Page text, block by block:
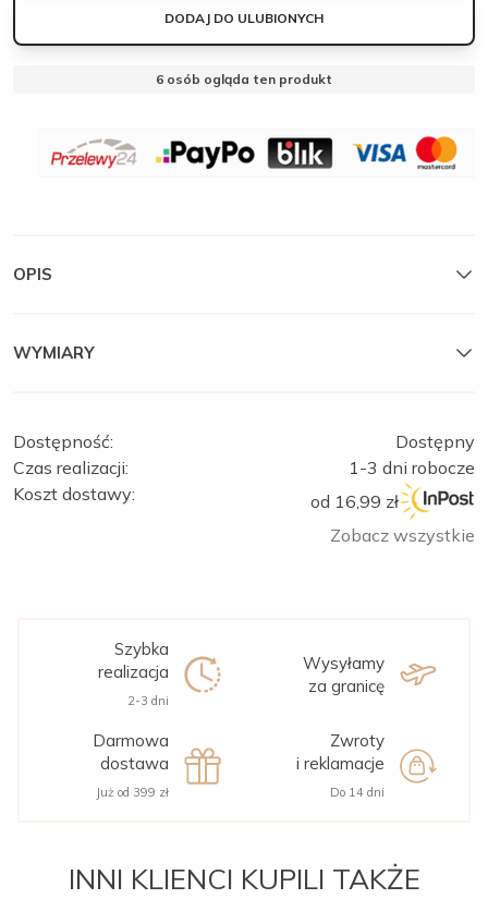
LEN
DODAJ DO ULUBIONYCH
6 osób ogląda ten produkt
OPIS
WYMIARY
Dostępność:
Dostępny
Czas realizacji:
1-3 dni robocze
Koszt dostawy:
od 16,99 zł
Zobacz wszystkie
Szybka
realizacja
2-3 dni
Wysyłamy
za granicę
Darmowa
dostawa
Już od 399 zł
Zwroty
i reklamacje
Do 14 dni
INNI KLIENCI KUPILI TAKŻE